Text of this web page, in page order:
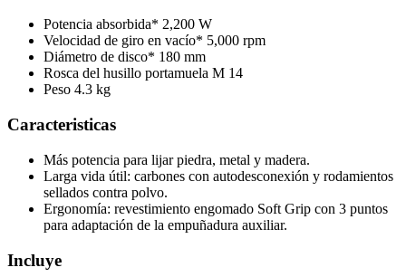
Potencia absorbida* 2,200 W
Velocidad de giro en vacío* 5,000 rpm
Diámetro de disco* 180 mm
Rosca del husillo portamuela M 14
Peso 4.3 kg
Caracteristicas
Más potencia para lijar piedra, metal y madera.
Larga vida útil: carbones con autodesconexión y rodamientos
sellados contra polvo.
Ergonomía: revestimiento engomado Soft Grip con 3 puntos
para adaptación de la empuñadura auxiliar.
Incluye